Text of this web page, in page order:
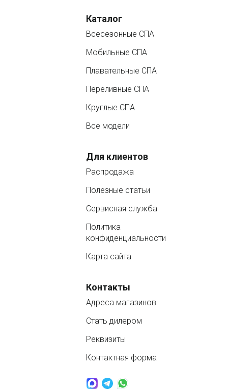
Каталог
Всесезонные СПА
Мобильные СПА
Плавательные СПА
Переливные СПА
Круглые СПА
Все модели
Для клиентов
Распродажа
Полезные статьи
Сервисная служба
Политика
конфиденциальности
Карта сайта
Контакты
Адреса магазинов
Стать дилером
Реквизиты
Контактная форма